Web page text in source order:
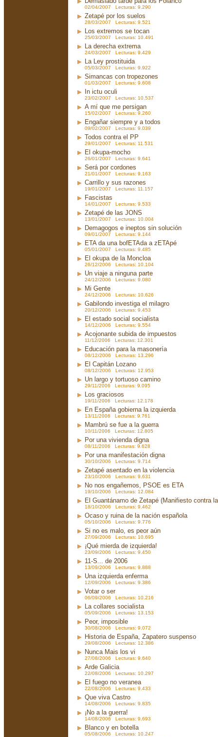
02/04/2007 Lecturas: 9.290
Zetapé por los suelos
28/03/2007 Lecturas: 9.521
Los extremos se tocan
25/03/2007 Lecturas: 10.491
La derecha extrema
24/03/2007 Lecturas: 9.429
La Ley prostituida
05/03/2007 Lecturas: 9.922
Simancas con tropezones
01/03/2007 Lecturas: 9.608
In ictu oculi
23/02/2007 Lecturas: 10.537
A mí que me persigan
15/02/2007 Lecturas: 9.260
Engañar siempre y a todos
09/02/2007 Lecturas: 9.039
Todos contra el PP
29/01/2007 Lecturas: 11.531
El okupa-mocho
26/01/2007 Lecturas: 9.641
Será por cordones
21/01/2007 Lecturas: 9.163
Carrillo y sus razones
19/01/2007 Lecturas: 11.157
Fascistas
14/01/2007 Lecturas: 9.533
Zetapé de las JONS
13/01/2007 Lecturas: 10.004
Demagogos e ineptos sin solución
09/01/2007 Lecturas: 9.144
ETA da una bofETAda a zETApé
05/01/2007 Lecturas: 9.485
El okupa de la Moncloa
26/12/2006 Lecturas: 10.104
Un viaje a ninguna parte
24/12/2006 Lecturas: 9.080
Mi Gente
24/12/2006 Lecturas: 10.626
Gabilondo investiga el milagro
20/12/2006 Lecturas: 9.453
El estado social socialista
14/12/2006 Lecturas: 9.554
Acojonante subida de impuestos
11/12/2006 Lecturas: 12.301
Educación para la masonería
08/12/2006 Lecturas: 13.296
El Capitán Lozano
08/12/2006 Lecturas: 12.953
Un largo y tortuoso camino
29/11/2006 Lecturas: 9.095
Los graciosos
19/11/2006 Lecturas: 12.178
En España gobierna la izquierda
13/11/2006 Lecturas: 9.761
Mambrú se fue a la guerra
10/11/2006 Lecturas: 12.805
Por una vivienda digna
08/11/2006 Lecturas: 9.628
Por una manifestación digna
30/10/2006 Lecturas: 9.714
Zetapé asentado en la violencia
23/10/2006 Lecturas: 9.631
No nos engañemos, PSOE es ETA
19/10/2006 Lecturas: 12.084
El Guantánamo de Zetapé (Manifiesto contra
18/10/2006 Lecturas: 9.462
Ocaso y ruina de la nación española
05/10/2006 Lecturas: 9.776
Si no es malo, es peor aún
27/09/2006 Lecturas: 10.695
¡Qué mierda de izquierda!
23/09/2006 Lecturas: 9.450
11-S... de 2006
13/09/2006 Lecturas: 9.888
Una izquierda enferma
12/09/2006 Lecturas: 9.386
Votar o ser
06/09/2006 Lecturas: 10.216
La collares socialista
05/09/2006 Lecturas: 13.153
Peor, imposible
30/08/2006 Lecturas: 9.072
Historia de España, Zapatero suspenso
29/08/2006 Lecturas: 12.386
Nunca Mais los vi
27/08/2006 Lecturas: 9.640
Arde Galicia
22/08/2006 Lecturas: 10.297
El fuego no veranea
22/08/2006 Lecturas: 9.433
Que viva Castro
14/08/2006 Lecturas: 9.835
¡No a la guerra!
14/08/2006 Lecturas: 9.693
Blanco y en botella
05/08/2006 Lecturas: 10.247